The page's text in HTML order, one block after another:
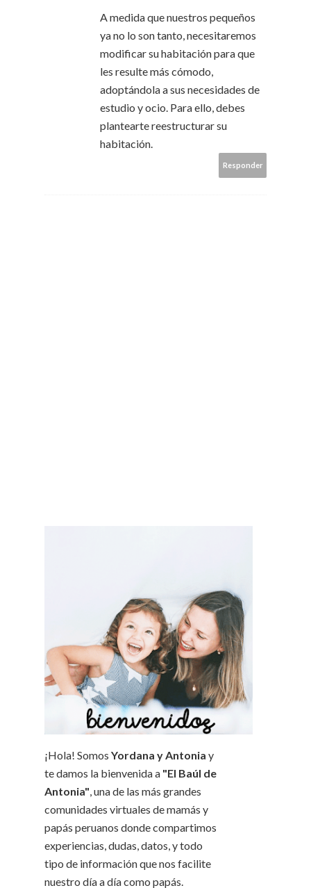
A medida que nuestros pequeños
ya no lo son tanto, necesitaremos
modificar su habitación para que
les resulte más cómodo,
adoptándola a sus necesidades de
estudio y ocio. Para ello, debes
plantearte reestructurar su
habitación.
Responder
¡Hola! Somos Yordana y Antonia y
te damos la bienvenida a "El Baúl de
Antonia" , una de las más grandes
comunidades virtuales de mamás y
papás peruanos donde compartimos
experiencias, dudas, datos, y todo
tipo de información que nos facilite
nuestro día a día como papás.